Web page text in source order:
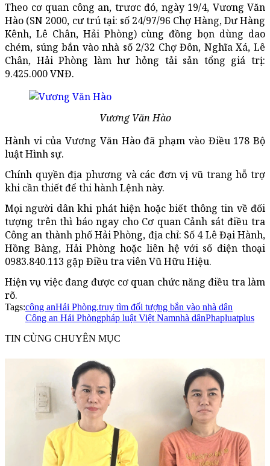
Theo cơ quan công an, trươc đó, ngày 19/4, Vương Văn
Hào (SN 2000, cư trú tại: số 24/97/96 Chợ Hàng, Dư Hàng
Kênh, Lê Chân, Hải Phòng) cùng đồng bọn dùng dao
chém, súng bắn vào nhà số 2/32 Chợ Đôn, Nghĩa Xá, Lê
Chân, Hải Phòng làm hư hỏng tải sản tổng giá trị:
9.425.000 VNĐ.
Vương Văn Hào
Hành vi của Vương Văn Hào đã phạm vào Điều 178 Bộ
luật Hình sự.
Chính quyền địa phương và các đơn vị vũ trang hỗ trợ
khi cần thiết để thi hành Lệnh này.
Mọi người dân khi phát hiện hoặc biết thông tin về đối
tượng trên thì báo ngay cho Cơ quan Cảnh sát điều tra
Công an thành phố Hải Phòng, địa chỉ: Số 4 Lê Đại Hành,
Hồng Bàng, Hải Phòng hoặc liên hệ với số điện thoại
0983.840.113 gặp Điều tra viên Vũ Hữu Hiệu.
Hiện vụ việc đang được cơ quan chức năng điều tra làm
rõ.
Tags:công anHải Phòng.truy tìm đối tượng bắn vào nhà dân
Công an Hải Phòngpháp luật Việt Namnhà dânPhapluatplus
TIN CÙNG CHUYÊN MỤC